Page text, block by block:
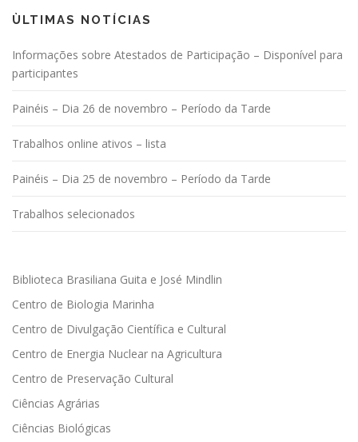
ÙLTIMAS NOTÍCIAS
Informações sobre Atestados de Participação – Disponível para
participantes
Painéis – Dia 26 de novembro – Período da Tarde
Trabalhos online ativos – lista
Painéis – Dia 25 de novembro – Período da Tarde
Trabalhos selecionados
Biblioteca Brasiliana Guita e José Mindlin
Centro de Biologia Marinha
Centro de Divulgação Científica e Cultural
Centro de Energia Nuclear na Agricultura
Centro de Preservação Cultural
Ciências Agrárias
Ciências Biológicas